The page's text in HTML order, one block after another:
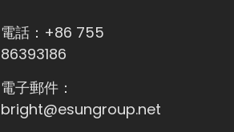
電話：+86 755
86393186
電子郵件：
bright@esungroup.net